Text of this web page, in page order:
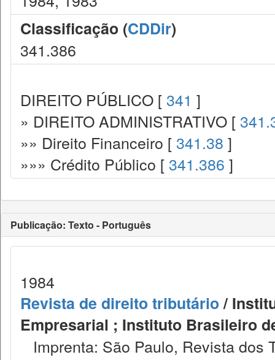
Classificação (CDDir)
341.386
DIREITO PÚBLICO [ 341 ]
» DIREITO ADMINISTRATIVO [
»» Direito Financeiro [ 341.38 ]
»»» Crédito Público [ 341.386 ]
Publicação: Texto - Português
1984
Revista de direito tributário/
Empresarial ; Instituto Brasileiro
Imprenta: São Paulo, Revista dos